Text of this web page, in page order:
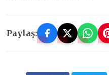
Paylaş: